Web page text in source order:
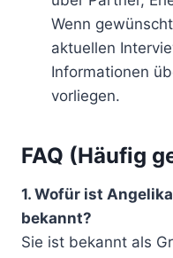
Wenn
aktuellen
Informationen
vorliegen.
FAQ (Häufig
1. Wofür ist
bekannt?
Sie ist bekannt als